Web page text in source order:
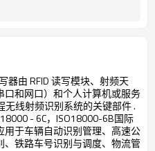
器由 RFID 读写模块、射频天
和网口）和个人计算机或服务
无线射频识别系统的关键部件 .
- 6C，ISO18000-6B国际
于车辆自动识别管理、高速公
铁路车号识别与调度、物流管